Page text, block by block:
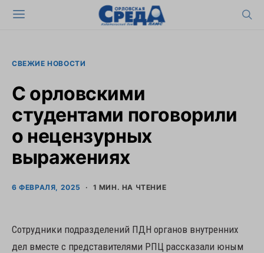
СВЕЖИЕ НОВОСТИ
С орловскими
студентами поговорили
о нецензурных
выражениях
6 ФЕВРАЛЯ, 2025 1 МИН. НА ЧТЕНИЕ
Сотрудники подразделений ПДН органов внутренних
дел вместе с представителями РПЦ рассказали юным